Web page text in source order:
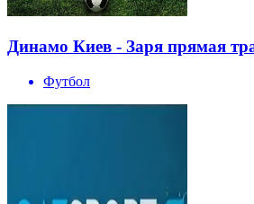
Динамо Киев - Заря прямая
Футбол